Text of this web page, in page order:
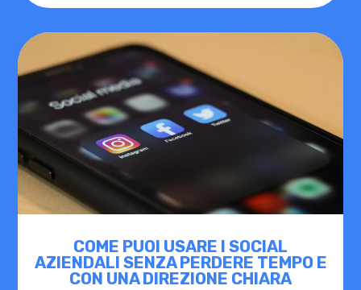
COME PUOI USARE I SOCIAL
AZIENDALI SENZA PERDERE TEMPO E
CON UNA DIREZIONE CHIARA